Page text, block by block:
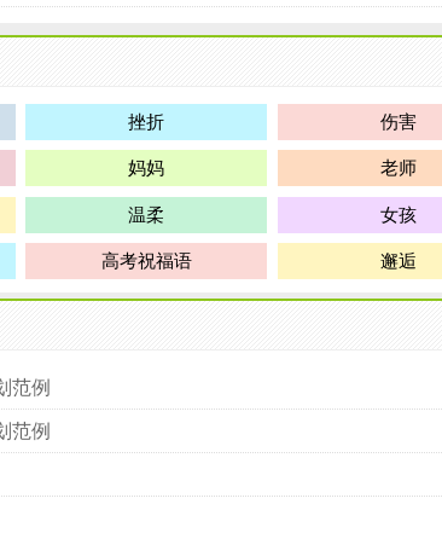
挫折 伤害
妈妈 老师
温柔 女孩
高考祝福语 邂逅
范例
范例